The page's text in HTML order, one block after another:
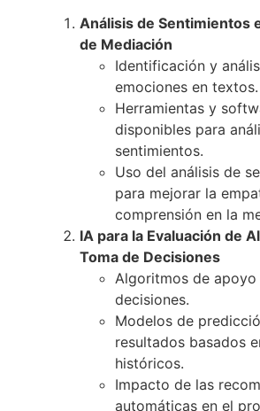
Análisis de Sentimientos
de Mediación
Identificación y
emociones en textos.
Herramientas y
disponibles para
sentimientos.
Uso del análisis de
para mejorar la
comprensión en la
IA para la Evaluación de
Toma de Decisiones
Algoritmos de
decisiones.
Modelos de
resultados basados
históricos.
Impacto de las
automáticas en el